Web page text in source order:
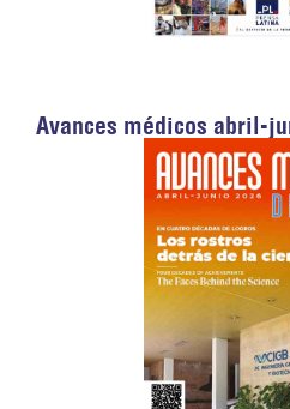
Avances médicos abril-